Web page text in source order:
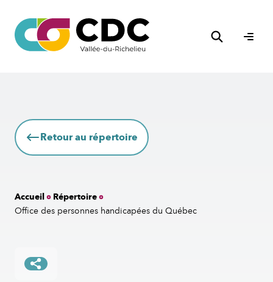
contenuRechercher
Retour au répertoire
Accueil
Répertoire
Office des personnes handicapées du Québec